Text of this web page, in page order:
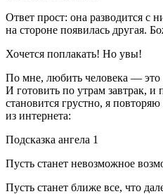
Ответ прост: она разводится с
на стороне появилась другая.
Хочется поплакать! Но увы!
По мне, любить человека —
И готовить по утрам завтрак,
становится грустно, я
из интернета:
Подсказка ангела 1
Пусть станет невозможное
Пусть станет ближе все, что